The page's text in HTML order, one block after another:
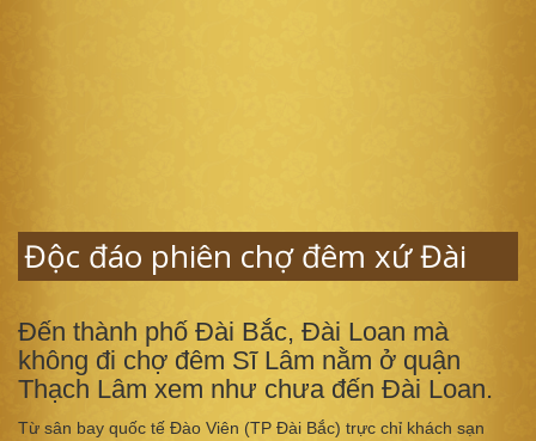
Độc đáo phiên chợ đêm xứ Đài
Đến thành phố Đài Bắc, Đài Loan mà
không đi chợ đêm Sĩ Lâm nằm ở quận
Thạch Lâm xem như chưa đến Đài Loan.
Từ sân bay quốc tế Đào Viên (TP Đài Bắc) trực chỉ khách sạn